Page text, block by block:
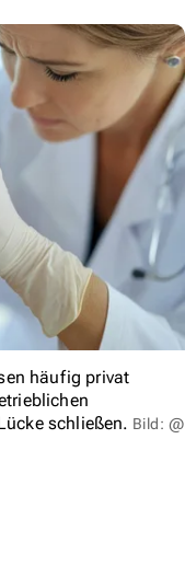
häufig privat
schließen. Bild: @